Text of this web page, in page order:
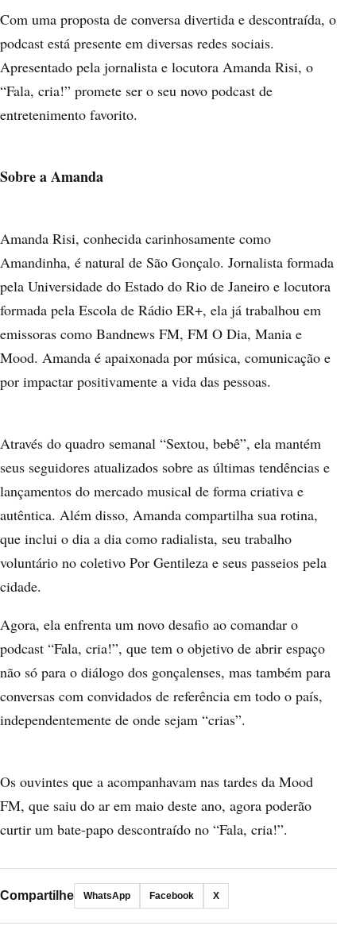
Com uma proposta de conversa divertida e descontraída, o
podcast está presente em diversas redes sociais.
Apresentado pela jornalista e locutora Amanda Risi, o
“Fala, cria!” promete ser o seu novo podcast de
entretenimento favorito.
Sobre a Amanda
Amanda Risi, conhecida carinhosamente como
Amandinha, é natural de São Gonçalo. Jornalista formada
pela Universidade do Estado do Rio de Janeiro e locutora
formada pela Escola de Rádio ER+, ela já trabalhou em
emissoras como Bandnews FM, FM O Dia, Mania e
Mood. Amanda é apaixonada por música, comunicação e
por impactar positivamente a vida das pessoas.
Através do quadro semanal “Sextou, bebê”, ela mantém
seus seguidores atualizados sobre as últimas tendências e
lançamentos do mercado musical de forma criativa e
autêntica. Além disso, Amanda compartilha sua rotina,
que inclui o dia a dia como radialista, seu trabalho
voluntário no coletivo Por Gentileza e seus passeios pela
cidade.
Agora, ela enfrenta um novo desafio ao comandar o
podcast “Fala, cria!”, que tem o objetivo de abrir espaço
não só para o diálogo dos gonçalenses, mas também para
conversas com convidados de referência em todo o país,
independentemente de onde sejam “crias”.
Os ouvintes que a acompanhavam nas tardes da Mood
FM, que saiu do ar em maio deste ano, agora poderão
curtir um bate-papo descontraído no “Fala, cria!”.
Compartilhe WhatsApp Facebook X